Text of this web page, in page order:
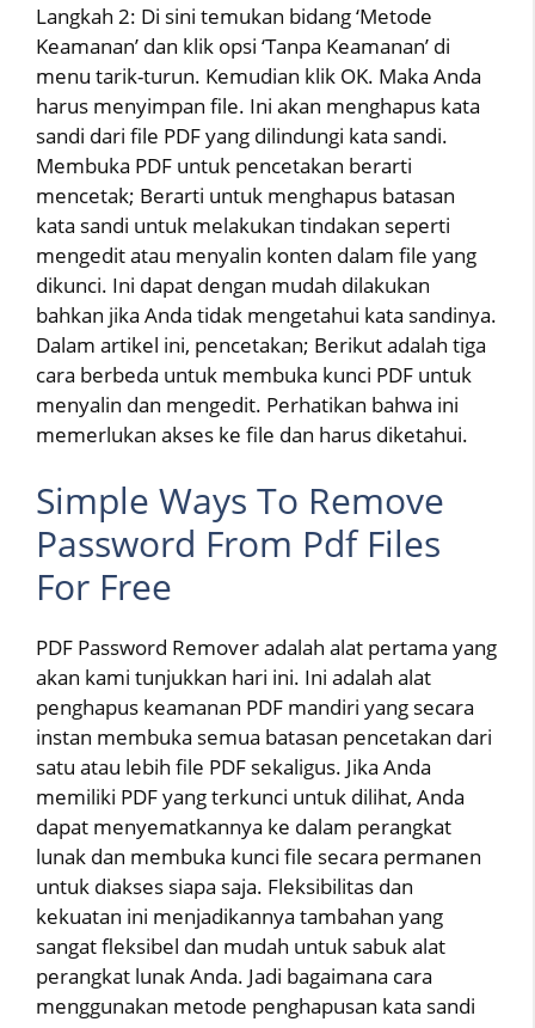
Langkah 2: Di sini temukan bidang ‘Metode
Keamanan’ dan klik opsi ‘Tanpa Keamanan’ di
menu tarik-turun. Kemudian klik OK. Maka Anda
harus menyimpan file. Ini akan menghapus kata
sandi dari file PDF yang dilindungi kata sandi.
Membuka PDF untuk pencetakan berarti
mencetak; Berarti untuk menghapus batasan
kata sandi untuk melakukan tindakan seperti
mengedit atau menyalin konten dalam file yang
dikunci. Ini dapat dengan mudah dilakukan
bahkan jika Anda tidak mengetahui kata sandinya.
Dalam artikel ini, pencetakan; Berikut adalah tiga
cara berbeda untuk membuka kunci PDF untuk
menyalin dan mengedit. Perhatikan bahwa ini
memerlukan akses ke file dan harus diketahui.
Simple Ways To Remove
Password From Pdf Files
For Free
PDF Password Remover adalah alat pertama yang
akan kami tunjukkan hari ini. Ini adalah alat
penghapus keamanan PDF mandiri yang secara
instan membuka semua batasan pencetakan dari
satu atau lebih file PDF sekaligus. Jika Anda
memiliki PDF yang terkunci untuk dilihat, Anda
dapat menyematkannya ke dalam perangkat
lunak dan membuka kunci file secara permanen
untuk diakses siapa saja. Fleksibilitas dan
kekuatan ini menjadikannya tambahan yang
sangat fleksibel dan mudah untuk sabuk alat
perangkat lunak Anda. Jadi bagaimana cara
menggunakan metode penghapusan kata sandi